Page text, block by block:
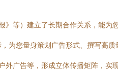
等）建立了长期合作关系，能为
为您量身策划广告形式、撰写高
广告等，形成立体传播矩阵，实